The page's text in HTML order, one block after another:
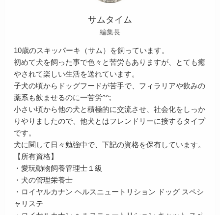
サムタイム
編集長
10歳のスキッパーキ（サム）を飼っています。
初めて犬を飼った事で色々と苦労もありますが、とても癒
やされて楽しい生活を送れています。
子犬の頃からドッグフードが苦手で、フィラリアや飲みの
薬系も飲ませるのに一苦労^^;
小さい頃から他の犬と積極的に交流させ、社会化をしっか
りやりましたので、他犬とはフレンドリーに接するタイプ
です。
犬に関して日々勉強中で、下記の資格を保有しています。
【所有資格】
・愛玩動物飼養管理士１級
・犬の管理栄養士
・ロイヤルカナン ヘルスニュートリション ドッグ スペシ
ャリステ